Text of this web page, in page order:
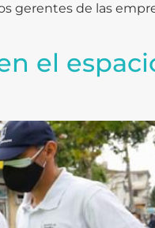
gerentes de las
el